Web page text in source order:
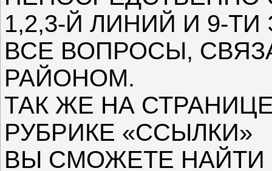
1,2,3-Й ЛИНИЙ И 9-
ВСЕ ВОПРОСЫ,
РАЙОНОМ.
ТАК ЖЕ НА
РУБРИКЕ «ССЫЛКИ»
ВЫ СМОЖЕТЕ